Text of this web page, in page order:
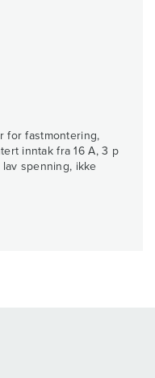
for fastmontering,
inntak fra 16 A, 3 p
spenning, ikke